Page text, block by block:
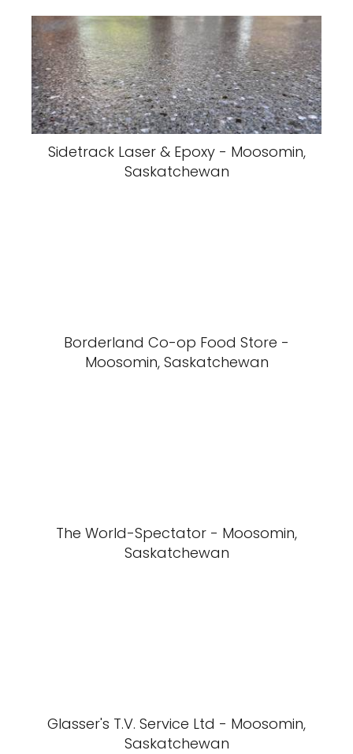
Sidetrack Laser & Epoxy - Moosomin,
Saskatchewan
Borderland Co-op Food Store -
Moosomin, Saskatchewan
The World-Spectator - Moosomin,
Saskatchewan
Glasser's T.V. Service Ltd - Moosomin,
Saskatchewan